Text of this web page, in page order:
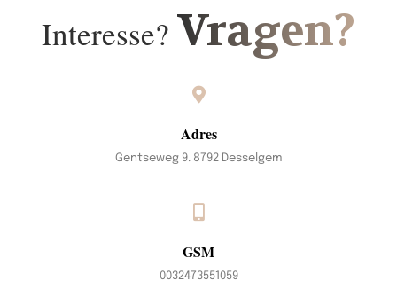
Interesse? Vragen?
Adres
Gentseweg 9. 8792 Desselgem
GSM
0032473551059